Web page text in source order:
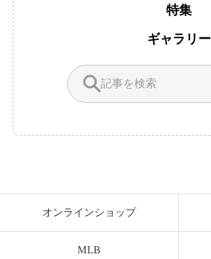
特集
ギャラリー
オンラインショップ
MLB